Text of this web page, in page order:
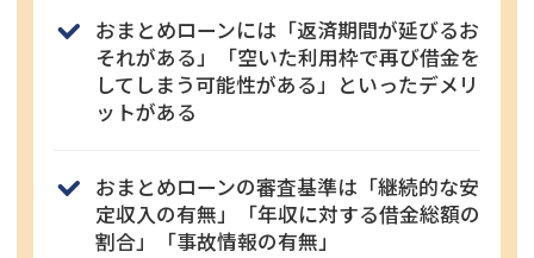
おまとめローンには「返済期間が延びるお
それがある」「空いた利用枠で再び借金を
してしまう可能性がある」といったデメリ
ットがある
おまとめローンの審査基準は「継続的な安
定収入の有無」「年収に対する借金総額の
割合」「事故情報の有無」